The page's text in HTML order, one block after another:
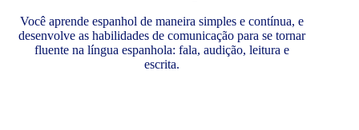
Você aprende espanhol de maneira simples e contínua, e
desenvolve as habilidades de comunicação para se tornar
fluente na língua espanhola: fala, audição, leitura e
escrita.